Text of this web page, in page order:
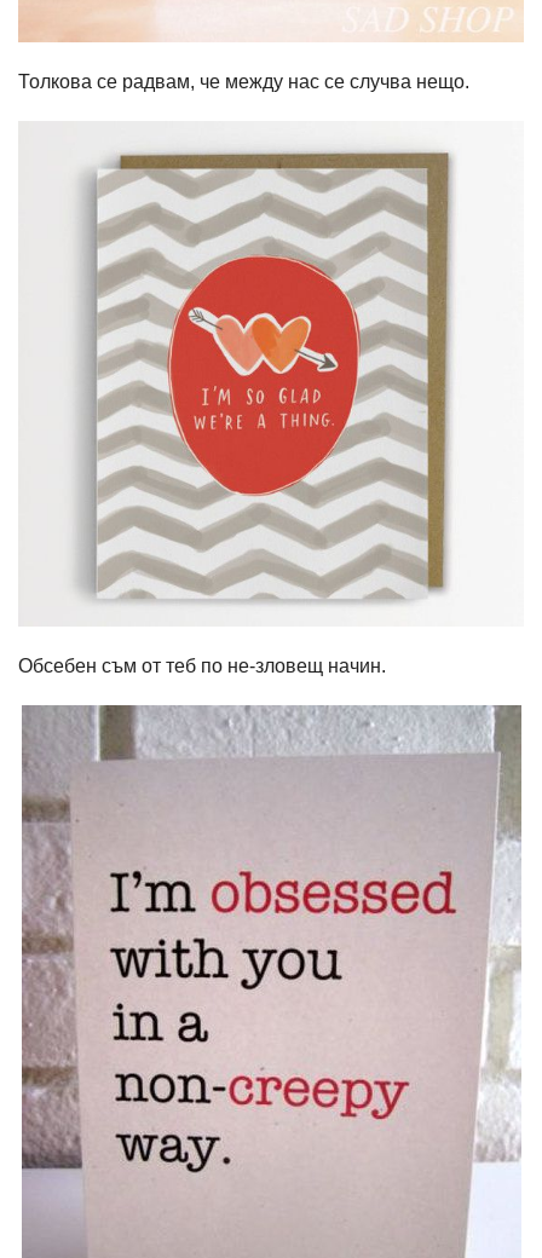
Толкова се радвам, че между нас се случва нещо.
Обсебен съм от теб по не-зловещ начин.